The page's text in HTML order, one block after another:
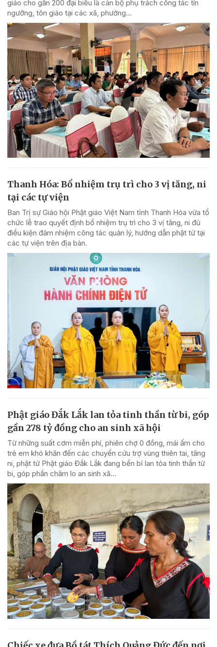
giáo cho gần 200 đại biểu là cán bộ phụ trách công tác tín
ngưỡng, tôn giáo tại các xã, phường...
Thanh Hóa: Bổ nhiệm trụ trì cho 3 vị tăng, ni
tại các tự viện
Ban Trị sự Giáo hội Phật giáo Việt Nam tỉnh Thanh Hóa vừa tổ
chức lễ trao quyết định bổ nhiệm trụ trì cho 3 vị tăng, ni đủ
điều kiện đảm nhiệm công tác quản lý, hướng dẫn phật tử tại
các tự viện trên địa bàn.
Phật giáo Đắk Lắk lan tỏa tinh thần từ bi, góp
gần 278 tỷ đồng cho an sinh xã hội
Từ những suất cơm miễn phí, phiên chợ 0 đồng, mái ấm cho
trẻ em khó khăn đến các chuyến cứu trợ vùng thiên tai, tăng
ni, phật tử Phật giáo Đắk Lắk đang bền bỉ lan tỏa tinh thần từ
bi, góp phần chăm lo an sinh xã...